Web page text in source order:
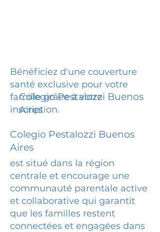
Bénéficiez d'une couverture
santé exclusive pour votre
famille grâce à votre
inscription.
Colegio Pestalozzi Buenos
Aires
Colegio Pestalozzi Buenos
Aires
est situé dans la région
centrale et encourage une
communauté parentale active
et collaborative qui garantit
que les familles restent
connectées et engagées dans